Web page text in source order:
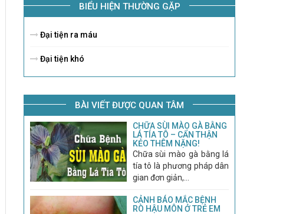
BIỂU HIỆN THƯỜNG GẶP
Đại tiện ra máu
Đại tiện khó
BÀI VIẾT ĐƯỢC QUAN TÂM
CHỮA SÙI MÀO GÀ BẰNG
LÁ TÍA TÔ – CẨN THẬN
KẺO THÊM NẶNG!
Chữa sùi mào gà bằng lá
tía tô là phương pháp dân
gian đơn giản,...
CẢNH BÁO MẮC BỆNH
RÒ HẬU MÔN Ở TRẺ EM